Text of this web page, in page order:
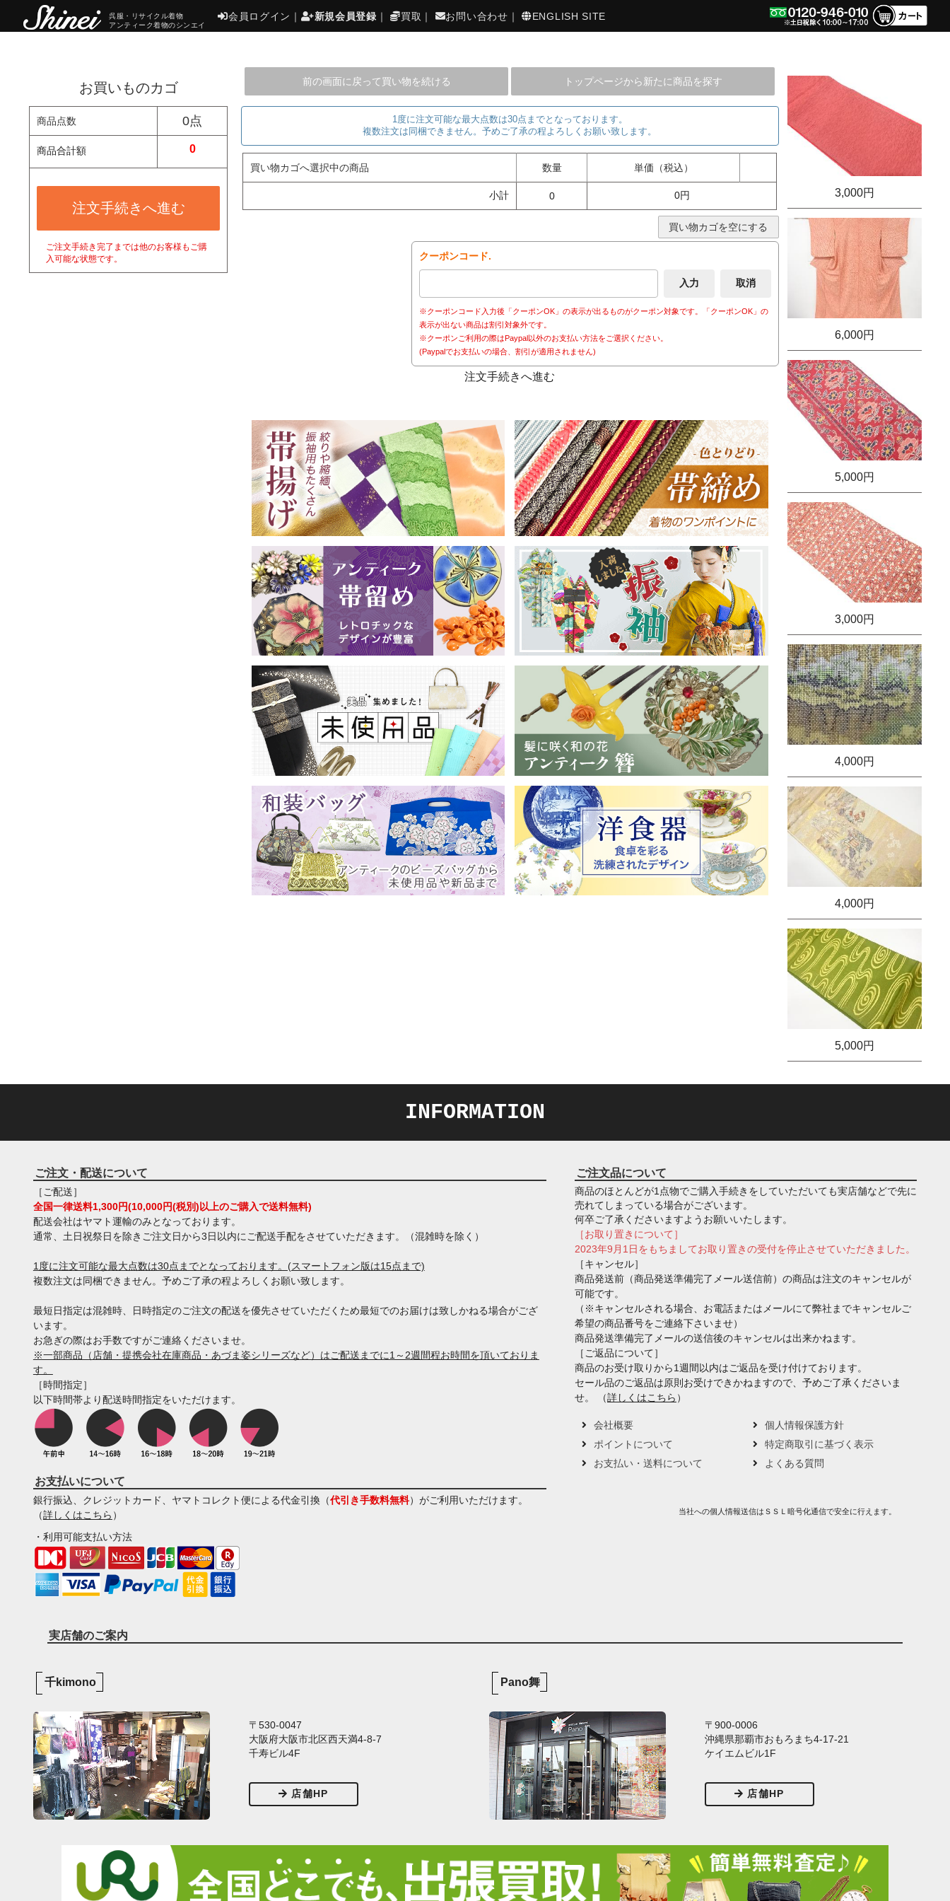
呉服・リサイクル着物
アンティーク着物のシンエイ
会員ログイン ｜ 新規会員登録 ｜ 買取 ｜ お問い合わせ ｜ ENGLISH SITE
お買いものカゴ
商品点数 0点
商品合計額 0
注文手続きへ進む
ご注文手続き完了までは他のお客様もご購
入可能な状態です。
前の画面に戻って買い物を続ける トップページから新たに商品を探す
1度に注文可能な最大点数は30点までとなっております。
複数注文は同梱できません。予めご了承の程よろしくお願い致します。
買い物カゴへ選択中の商品 数量 単価（税込）
小計 0 0円
買い物カゴを空にする
クーポンコード.
※クーポンコード入力後「クーポンOK」の表示が出るものがクーポン対象です。「クーポンOK」の
表示が出ない商品は割引対象外です。
※クーポンご利用の際はPaypal以外のお支払い方法をご選択ください。
(Paypalでお支払いの場合、割引が適用されません)
注文手続きへ進む
3,000円
6,000円
5,000円
3,000円
4,000円
4,000円
5,000円
INFORMATION
ご注文・配送について
［ご配送］
全国一律送料1,300円(10,000円(税別)以上のご購入で送料無料)
配送会社はヤマト運輸のみとなっております。
通常、土日祝祭日を除きご注文日から3日以内にご配送手配をさせていただきます。（混雑時を除く）
1度に注文可能な最大点数は30点までとなっております。(スマートフォン版は15点まで)
複数注文は同梱できません。予めご了承の程よろしくお願い致します。
最短日指定は混雑時、日時指定のご注文の配送を優先させていただくため最短でのお届けは致しかねる場合がござ
います。
お急ぎの際はお手数ですがご連絡くださいませ。
※一部商品（店舗・提携会社在庫商品・あづま姿シリーズなど）はご配送までに1～2週間程お時間を頂いておりま
す。
［時間指定］
以下時間帯より配送時間指定をいただけます。
お支払いについて
銀行振込、クレジットカード、ヤマトコレクト便による代金引換（代引き手数料無料） がご利用いただけます。
（詳しくはこちら ）
・利用可能支払い方法
ご注文品について
商品のほとんどが1点物でご購入手続きをしていただいても実店舗などで先に
売れてしまっている場合がございます。
何卒ご了承くださいますようお願いいたします。
［お取り置きについて］
2023年9月1日をもちましてお取り置きの受付を停止させていただきました。
［キャンセル］
商品発送前（商品発送準備完了メール送信前）の商品は注文のキャンセルが
可能です。
（※キャンセルされる場合、お電話またはメールにて弊社までキャンセルご
希望の商品番号をご連絡下さいませ）
商品発送準備完了メールの送信後のキャンセルは出来かねます。
［ご返品について］
商品のお受け取りから1週間以内はご返品を受け付けております。
セール品のご返品は原則お受けできかねますので、予めご了承くださいま
せ。 （詳しくはこちら ）
会社概要
ポイントについて
お支払い・送料について
個人情報保護方針
特定商取引に基づく表示
よくある質問
当社への個人情報送信はＳＳＬ暗号化通信で安全に行えます。
実店舗のご案内
千kimono
〒530-0047
大阪府大阪市北区西天満4-8-7
千寿ビル4F
店舗HP
Pano舞
〒900-0006
沖縄県那覇市おもろまち4-17-21
ケイエムビル1F
店舗HP